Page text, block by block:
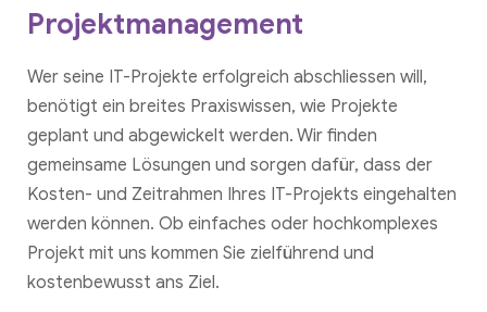
Projektmanagement
Wer seine IT-Projekte erfolgreich abschliessen will,
benötigt ein breites Praxiswissen, wie Projekte
geplant und abgewickelt werden. Wir finden
gemeinsame Lösungen und sorgen dafür, dass der
Kosten- und Zeitrahmen Ihres IT-Projekts eingehalten
werden können. Ob einfaches oder hochkomplexes
Projekt mit uns kommen Sie zielführend und
kostenbewusst ans Ziel.